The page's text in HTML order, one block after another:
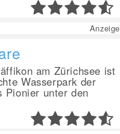
Anzeige
am Zürichsee ist
Wasserpark der
Pionier unter den